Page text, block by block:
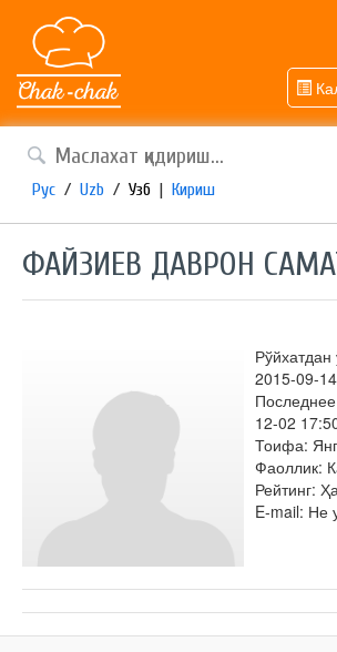
Рус / Uzb / Узб | Кириш
ФАЙЗИЕВ ДАВРОН
Рўйхатдан
2015-09-
12-02
Тоифа:
Фаоллик:
Рейтинг:
E-mail: Не